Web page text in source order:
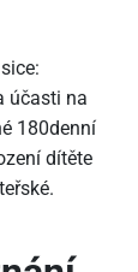
účasti na
180denní
dítěte